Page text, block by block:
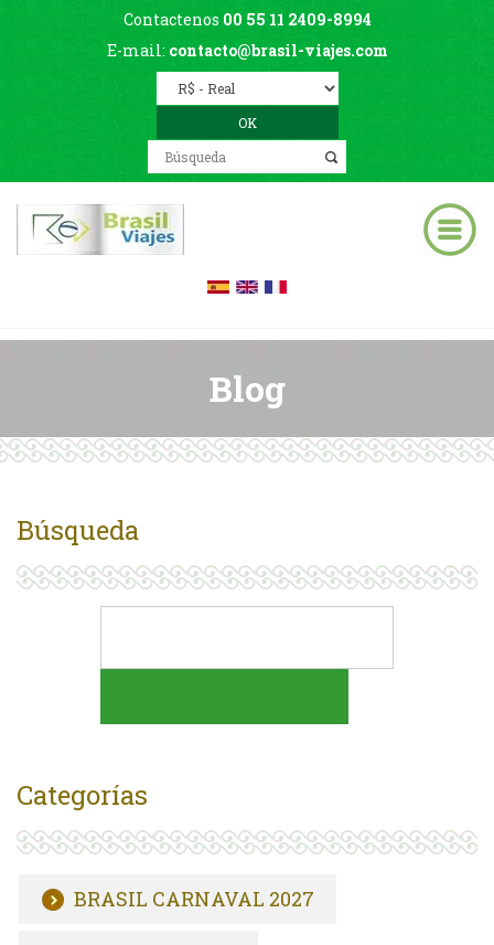
Contactenos 00 55 11 2409-8994
E-mail: contacto@brasil-viajes.com
Blog
Búsqueda
Categorías
BRASIL CARNAVAL 2027